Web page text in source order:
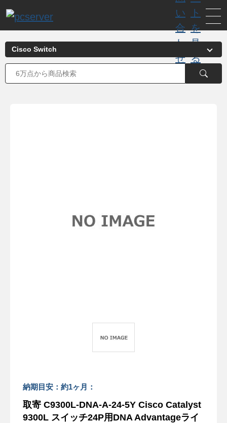
納期目安：約1ヶ月：
取寄 C9300L-DNA-A-24-5Y Cisco Catalyst
9300L スイッチ24P用DNA Advantageライ